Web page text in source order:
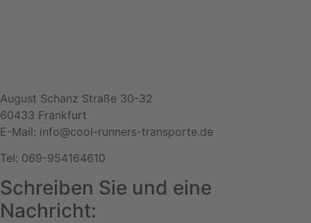
August Schanz Straße 30-32
60433 Frankfurt
E-Mail: info@cool-runners-transporte.de
Tel: 069-954164610
Schreiben Sie und eine
Nachricht: